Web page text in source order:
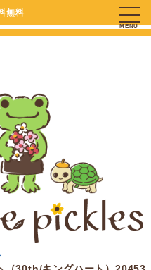
無料
MENU